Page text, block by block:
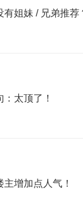
姐妹 / 兄弟推荐
太顶了！
增加点人气！